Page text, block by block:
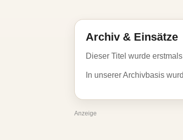
Archiv & Einsätze
Dieser Titel wurde
In unserer Archivbasis
Anzeige